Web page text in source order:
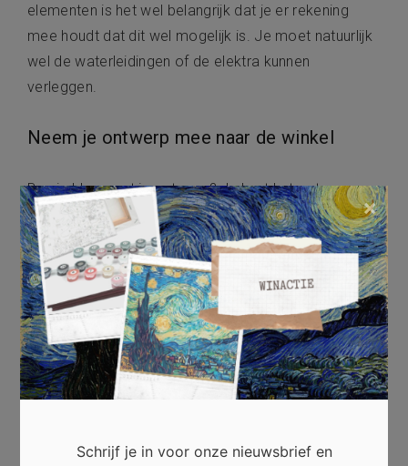
elementen is het wel belangrijk dat je er rekening
mee houdt dat dit wel mogelijk is. Je moet natuurlijk
wel de waterleidingen of de elektra kunnen
verleggen.
Neem je ontwerp mee naar de winkel
Ben je klaar met je ontwerp? Je kunt het ontwerp
altijd meenemen naar een keukenwinkel als
Kitchen4all. Zij kunnen je daar voorzien van advies en
informatie. Misschien is het bijvoorbeeld toch
handiger om de spoelbak te verplaatsen of de oven
op een andere plek te plaatsen. De adviseurs in de
winkel hebben namelijk vaak vele jaren ervaring en
daardoor oog voor de kleinste details. Door je te
laten voorzien van advies weet je zeker dat je straks
past en aan al je wensen voldoet.
Schrijf je in voor onze nieuwsbrief en
×